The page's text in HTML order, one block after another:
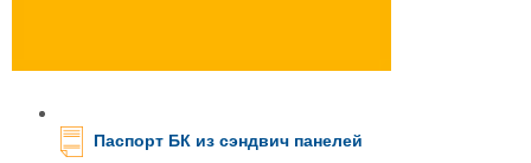
Паспорт БК из сэндвич панелей